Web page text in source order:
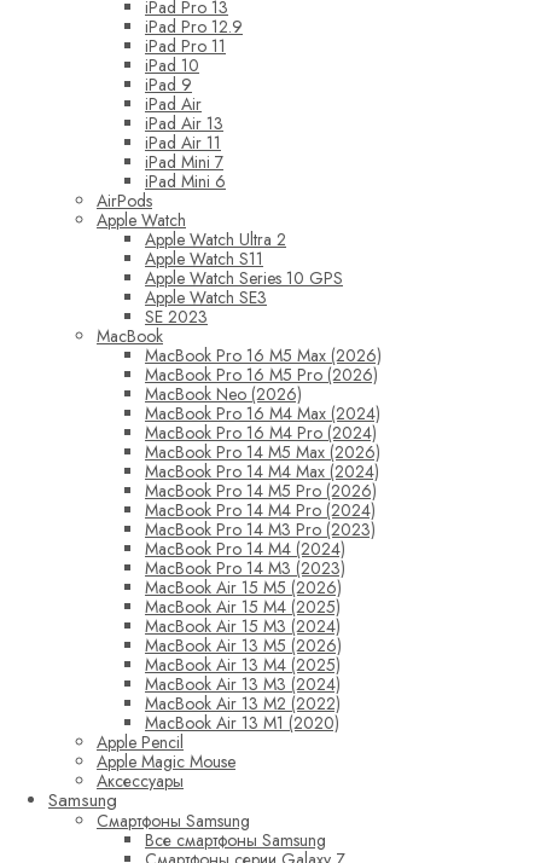
iPad Pro 13
iPad Pro 12.9
iPad Pro 11
iPad 10
iPad 9
iPad Air
iPad Air 13
iPad Air 11
iPad Mini 7
iPad Mini 6
AirPods
Apple Watch
Apple Watch Ultra 2
Apple Watch S11
Apple Watch Series 10 GPS
Apple Watch SE3
SE 2023
MacBook
MacBook Pro 16 M5 Max (2026)
MacBook Pro 16 M5 Pro (2026)
MacBook Neo (2026)
MacBook Pro 16 M4 Max (2024)
MacBook Pro 16 M4 Pro (2024)
MacBook Pro 14 M5 Max (2026)
MacBook Pro 14 M4 Max (2024)
MacBook Pro 14 M5 Pro (2026)
MacBook Pro 14 M4 Pro (2024)
MacBook Pro 14 M3 Pro (2023)
MacBook Pro 14 M4 (2024)
MacBook Pro 14 M3 (2023)
MacBook Air 15 M5 (2026)
MacBook Air 15 M4 (2025)
MacBook Air 15 M3 (2024)
MacBook Air 13 M5 (2026)
MacBook Air 13 M4 (2025)
MacBook Air 13 M3 (2024)
MacBook Air 13 M2 (2022)
MacBook Air 13 M1 (2020)
Apple Pencil
Apple Magic Mouse
Аксессуары
Samsung
Смартфоны Samsung
Все смартфоны Samsung